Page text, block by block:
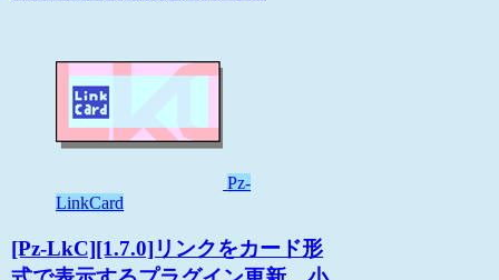
Pz-
LinkCard
[Pz-LkC][1.7.0]リンクをカード形